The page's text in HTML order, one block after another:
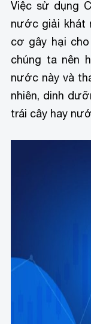
Việc sử dụng
nước giải khát
cơ gây hại
chúng ta nên
nước này và
nhiên, dinh
trái cây hay